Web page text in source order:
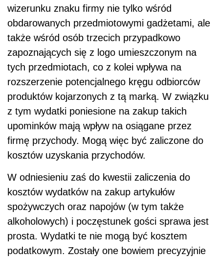
wizerunku znaku firmy nie tylko wśród
obdarowanych przedmiotowymi gadżetami, ale
także wśród osób trzecich przypadkowo
zapoznających się z logo umieszczonym na
tych przedmiotach, co z kolei wpływa na
rozszerzenie potencjalnego kręgu odbiorców
produktów kojarzonych z tą marką. W związku
z tym wydatki poniesione na zakup takich
upominków mają wpływ na osiągane przez
firmę przychody. Mogą więc być zaliczone do
kosztów uzyskania przychodów.
W odniesieniu zaś do kwestii zaliczenia do
kosztów wydatków na zakup artykułów
spożywczych oraz napojów (w tym także
alkoholowych) i poczęstunek gości sprawa jest
prosta. Wydatki te nie mogą być kosztem
podatkowym. Zostały one bowiem precyzyjnie